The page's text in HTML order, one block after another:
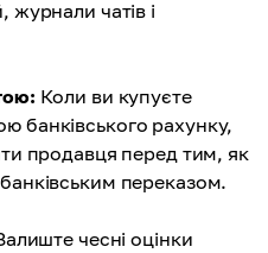
журнали чатів і
Коли ви купуєте
банківського рахунку,
продавця перед тим, як
переказом.
чесні оцінки